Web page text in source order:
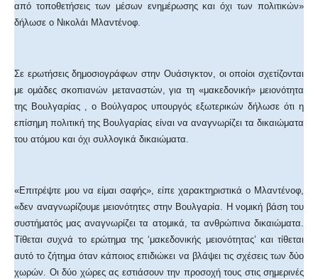
από τοποθετήσεις των μέσων ενημέρωσης και όχι των πολιτικών»
δήλωσε ο Νικολάι Μλαντένοφ.
Σε ερωτήσεις δημοσιογράφων στην Ουάσιγκτον, οι οποίοι σχετίζονται
με ομάδες σκοπιανών μεταναστών, για τη «μακεδονική» μειονότητα
της Βουλγαρίας , ο Βούλγαρος υπουργός εξωτερικών δήλωσε ότι η
επίσημη πολιτική της Βουλγαρίας είναι να αναγνωρίζει τα δικαιώματα
του ατόμου και όχι συλλογικά δικαιώματα.
«Επιτρέψτε μου να είμαι σαφής», είπε χαρακτηριστικά ο Μλαντένοφ,
«δεν αναγνωρίζουμε μειονότητες στην Βουλγαρία. Η νομική βάση του
συστήματός μας αναγνωρίζει τα ατομικά, τα ανθρώπινα δικαιώματα.
Τίθεται συχνά το ερώτημα της ‘μακεδονικής μειονότητας’ και τίθεται
αυτό το ζήτημα όταν κάποιος επιδιώκει να βλάψει τις σχέσεις των δύο
χωρών. Οι δύο χώρες ας εστιάσουν την προσοχή τους στις σημερινές